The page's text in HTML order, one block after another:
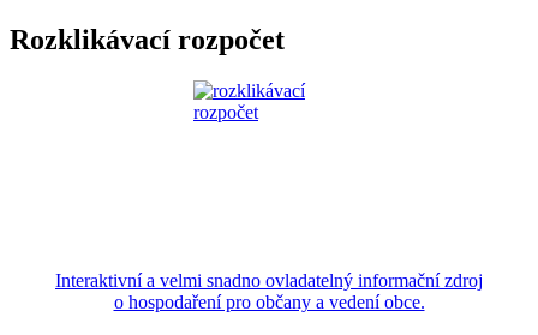
Rozklikávací rozpočet
Interaktivní a velmi snadno ovladatelný informační zdroj
o hospodaření pro občany a vedení obce.